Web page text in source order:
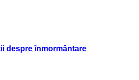
despre înmormântare